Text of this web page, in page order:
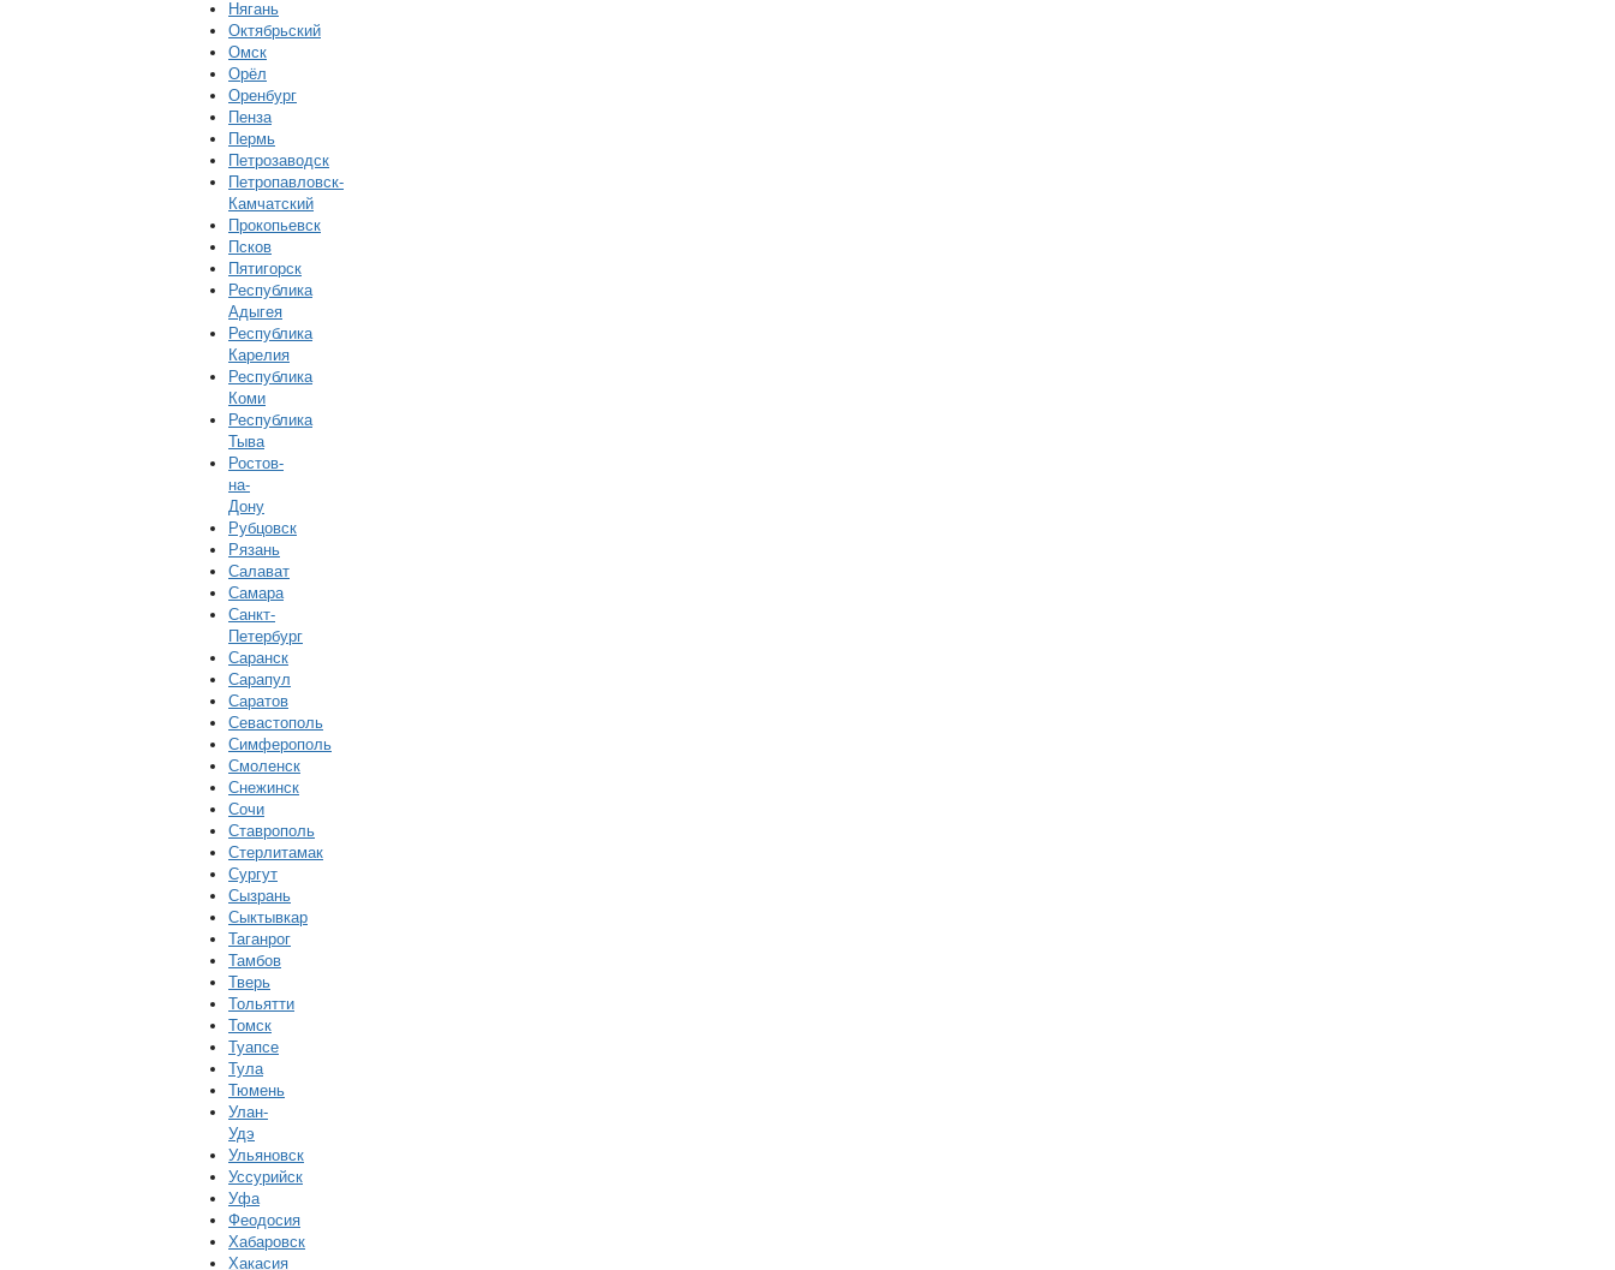
Нягань
Октябрьский
Омск
Орёл
Оренбург
Пенза
Пермь
Петрозаводск
Петропавловск-
Камчатский
Прокопьевск
Псков
Пятигорск
Республика
Адыгея
Республика
Карелия
Республика
Коми
Республика
Тыва
Ростов-
на-
Дону
Рубцовск
Рязань
Салават
Самара
Санкт-
Петербург
Саранск
Сарапул
Саратов
Севастополь
Симферополь
Смоленск
Снежинск
Сочи
Ставрополь
Стерлитамак
Сургут
Сызрань
Сыктывкар
Таганрог
Тамбов
Тверь
Тольятти
Томск
Туапсе
Тула
Тюмень
Улан-
Удэ
Ульяновск
Уссурийск
Уфа
Феодосия
Хабаровск
Хакасия